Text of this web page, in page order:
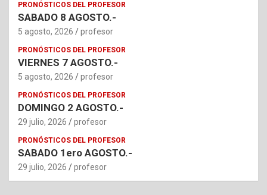
PRONÓSTICOS DEL PROFESOR
SABADO 8 AGOSTO.-
5 agosto, 2026 profesor
PRONÓSTICOS DEL PROFESOR
VIERNES 7 AGOSTO.-
5 agosto, 2026 profesor
PRONÓSTICOS DEL PROFESOR
DOMINGO 2 AGOSTO.-
29 julio, 2026 profesor
PRONÓSTICOS DEL PROFESOR
SABADO 1ero AGOSTO.-
29 julio, 2026 profesor